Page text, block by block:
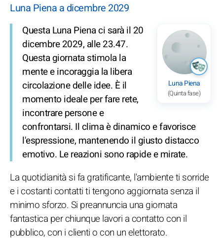
Luna Piena a dicembre 2029
Luna Piena
(Quinta fase)
Questa Luna Piena ci sarà il 20
dicembre 2029, alle 23.47.
Questa giornata stimola la
mente e incoraggia la libera
circolazione delle idee. È il
momento ideale per fare rete,
incontrare persone e
confrontarsi. Il clima è dinamico e favorisce
l'espressione, mantenendo il giusto distacco
emotivo. Le reazioni sono rapide e mirate.
La quotidianità si fa gratificante, l'ambiente ti sorride
e i costanti contatti ti tengono aggiornata senza il
minimo sforzo. Si preannuncia una giornata
fantastica per chiunque lavori a contatto con il
pubblico, con i clienti o con un elettorato.